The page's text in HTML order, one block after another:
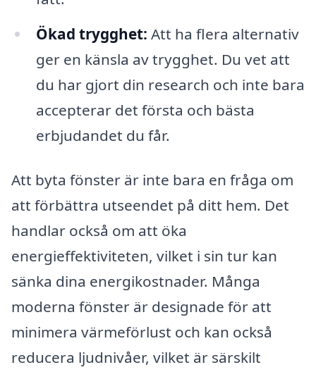
Ökad trygghet: Att ha flera alternativ
ger en känsla av trygghet. Du vet att
du har gjort din research och inte bara
accepterar det första och bästa
erbjudandet du får.
Att byta fönster är inte bara en fråga om
att förbättra utseendet på ditt hem. Det
handlar också om att öka
energieffektiviteten, vilket i sin tur kan
sänka dina energikostnader. Många
moderna fönster är designade för att
minimera värmeförlust och kan också
reducera ljudnivåer, vilket är särskilt